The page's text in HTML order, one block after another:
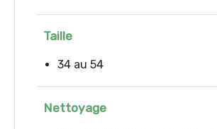
Taille
34 au 54
Nettoyage